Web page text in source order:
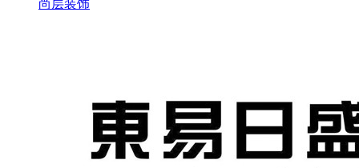
尚层装饰